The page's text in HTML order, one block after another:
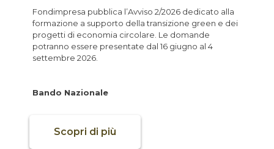
Fondimpresa pubblica l’Avviso 2/2026 dedicato alla
formazione a supporto della transizione green e dei
progetti di economia circolare. Le domande
potranno essere presentate dal 16 giugno al 4
settembre 2026.
Bando Nazionale
Scopri di più